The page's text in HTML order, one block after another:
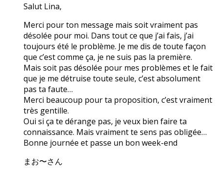
Salut Lina,
Merci pour ton message mais soit vraiment pas
désolée pour moi. Dans tout ce que j’ai fais, j’ai
toujours été le problème. Je me dis de toute façon
que c’est comme ça, je ne suis pas la première.
Mais soit pas désolée pour mes problèmes et le fait
que je me détruise toute seule, c’est absolument
pas ta faute…
Merci beaucoup pour ta proposition, c’est vraiment
très gentille.
Oui si ça te dérange pas, je veux bien faire ta
connaissance. Mais vraiment te sens pas obligée…
Bonne journée et passe un bon week-end
まお〜さん